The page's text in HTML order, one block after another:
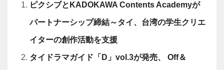
ピクシブとKADOKAWA Contents Academyが
パートナーシップ締結～タイ、台湾の学生クリエ
イターの創作活動を支援
タイドラマガイド「D」vol.3が発売、 Off＆